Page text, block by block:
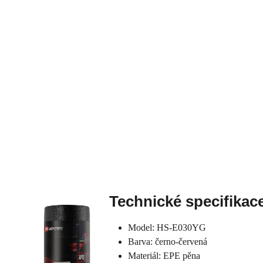
Technické
Model: HS-E030YG
Barva: černo-červená
Materiál: EPE pěna